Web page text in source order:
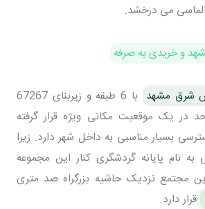
می درخشد.
و خریدی به صرفه
شرق مشهد
با 6 طبقه و زیربنای 67267
و 1090 واحد در یک موقعیت مکانی ویژه قرار گرفته
بسیار مناسبی به داخل شهر دارد. زیرا
به نام پایانه گردشگری کنار این مجموعه
مجتمع نزدیک حاشیه بزرگراه صد متری
قرار دارد.